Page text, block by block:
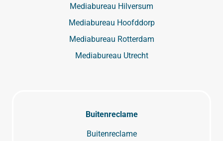
Mediabureau Hilversum
Mediabureau Hoofddorp
Mediabureau Rotterdam
Mediabureau Utrecht
Buitenreclame
Buitenreclame